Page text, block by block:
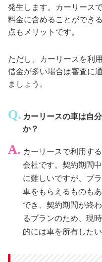
発生します。カーリース
料金に含めることができ
点もメリットです。
ただし、カーリースを利
借金が多い場合は審査に
ましょう。
カーリースの車は自
か？
カーリースで利用す
会社です。契約期間
に難しいですが、プ
車をもらえるものも
でき、契約期間が終
るプランのため、現
的には車を所有した